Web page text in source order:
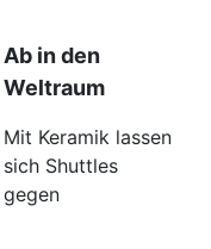
Ab in den
Weltraum
Mit Keramik lassen
sich Shuttles
gegen